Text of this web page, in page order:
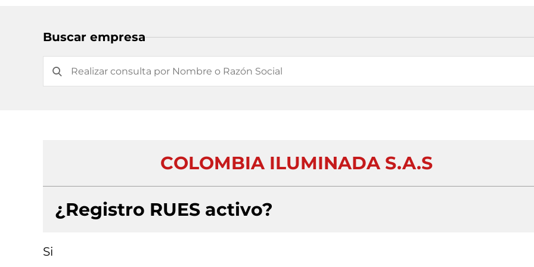
Buscar empresa
COLOMBIA ILUMINADA S.A.S
¿Registro RUES activo?
Si